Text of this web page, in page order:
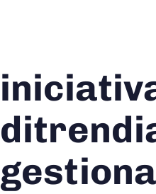
Author
Published
Published